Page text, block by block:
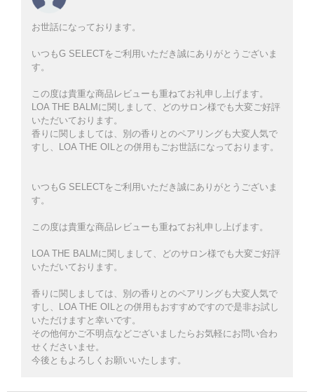
お世話になっております。
いつもG SELECTをご利用いただき誠にありがとうございま
す。
この度は貴重な商品レビューも重ねてお礼申し上げます。
LOA THE BALMに関しまして、どのサロン様でも大変ご好評
いただいております。
香りに関しましては、別の香りとのペアリングも大変人気で
すし、LOA THE OILとの併用もごお世話になっております。
いつもG SELECTをご利用いただき誠にありがとうございま
す。
この度は貴重な商品レビューも重ねてお礼申し上げます。
LOA THE BALMに関しまして、どのサロン様でも大変ご好評
いただいております。
香りに関しましては、別の香りとのペアリングも大変人気で
すし、LOA THE OILとの併用もおすすめですので是非お試し
いただけますと幸いです。
その他何かご不明点などございましたらお気軽にお問い合わ
せくださいませ。
今後ともよろしくお願いいたします。